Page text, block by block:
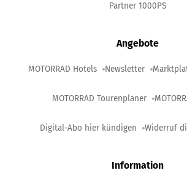
Partner 1000PS
Angebote
MOTORRAD Hotels Newsletter
MOTORRAD Tourenplaner
Digital-Abo hier kündigen Widerruf
Information